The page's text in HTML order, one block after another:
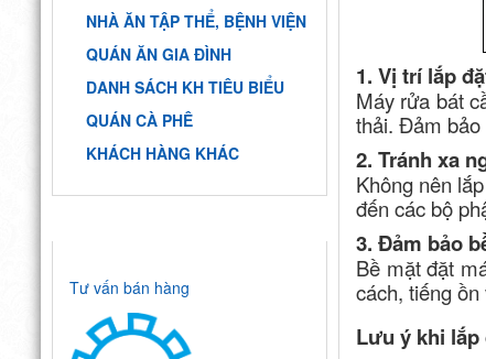
NHÀ ĂN TẬP THỂ, BỆNH VIỆN
QUÁN ĂN GIA ĐÌNH
DANH SÁCH KH TIÊU BIỂU
QUÁN CÀ PHÊ
KHÁCH HÀNG KHÁC
Tư vấn bán hàng
1. Vị trí lắp
Máy rửa bát
thải. Đảm bảo
2. Tránh xa
Không nên
đến các bộ
3. Đảm bảo
Bề mặt đặt
cách, tiếng
Lưu ý khi